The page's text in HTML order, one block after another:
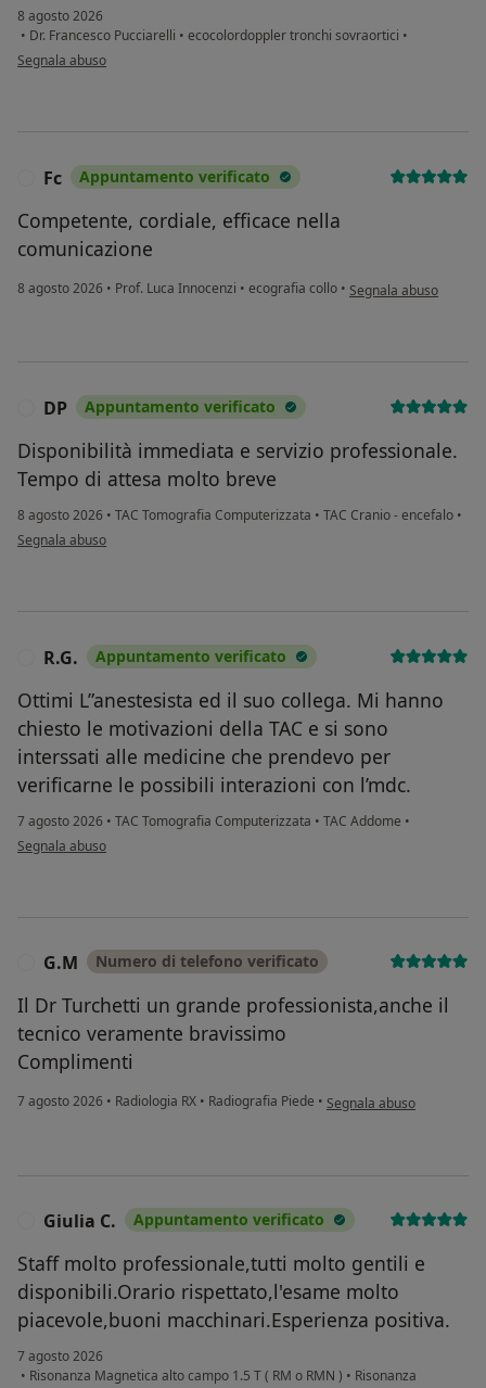
8 agosto 2026
• Dr. Francesco Pucciarelli • ecocolordoppler tronchi sovraortici •
secondo l'opinione dell'utente Denise
Segnala abuso
Fc Appuntamento verificato
Competente, cordiale, efficace nella
comunicazione
8 agosto 2026 • Prof. Luca Innocenzi • ecografia collo • secondo l'opinione
Segnala abuso
DP Appuntamento verificato
Disponibilità immediata e servizio professionale.
Tempo di attesa molto breve
8 agosto 2026 • TAC Tomografia Computerizzata • TAC Cranio - encefalo •
secondo l'opinione dell'utente DP
Segnala abuso
R.G. Appuntamento verificato
Ottimi L”anestesista ed il suo collega. Mi hanno
chiesto le motivazioni della TAC e si sono
interssati alle medicine che prendevo per
verificarne le possibili interazioni con l’mdc.
7 agosto 2026 • TAC Tomografia Computerizzata • TAC Addome •
secondo l'opinione dell'utente R.G.
Segnala abuso
G.M Numero di telefono verificato
Il Dr Turchetti un grande professionista,anche il
tecnico veramente bravissimo
Complimenti
7 agosto 2026 • ⁠Radiologia RX • Radiografia Piede • secondo l'opinione
Segnala abuso
Giulia C. Appuntamento verificato
Staff molto professionale,tutti molto gentili e
disponibili.Orario rispettato,l'esame molto
piacevole,buoni macchinari.Esperienza positiva.
7 agosto 2026
• Risonanza Magnetica alto campo 1.5 T ( RM o RMN ) • Risonanza